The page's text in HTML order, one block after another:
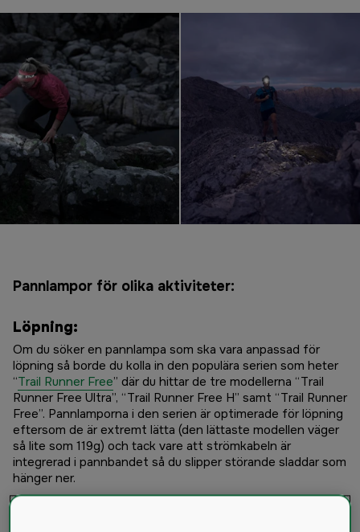
Pannlampor för olika aktiviteter:
Löpning:
Om du söker en pannlampa som ska vara anpassad för
löpning så borde du kolla in den populära serien som heter
“Trail Runner Free” där du hittar de tre modellerna “Trail
Runner Free Ultra”, “Trail Runner Free H” samt “Trail Runner
Free”. Pannlamporna i den serien är optimerade för löpning
eftersom de är extremt lätta (den lättaste modellen väger
så lite som 119g) och tack vare att strömkabeln är
integrerad i pannbandet så du slipper störande sladdar som
hänger ner.